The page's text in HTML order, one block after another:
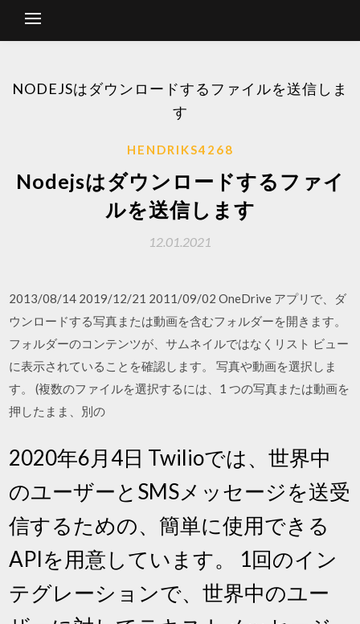
NODEJSはダウンロードするファイルを送信しま
す
HENDRIKS4268
Nodejsはダウンロードするファイ
ルを送信します
12.01.2021
2013/08/14 2019/12/21 2011/09/02 OneDrive アプリで、ダ
ウンロードする写真または動画を含むフォルダーを開きます。
フォルダーのコンテンツが、サムネイルではなくリスト ビュー
に表示されていることを確認します。 写真や動画を選択しま
す。 (複数のファイルを選択するには、1 つの写真または動画を
押したまま、別の
2020年6月4日 Twilioでは、世界中
のユーザーとSMSメッセージを送受
信するための、簡単に使用できる
APIを用意しています。 1回のイン
テグレーションで、世界中のユー